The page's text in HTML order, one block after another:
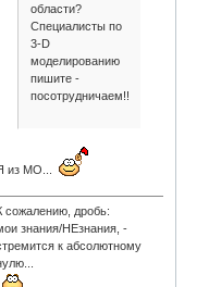
области?
Специалисты по
3-D
моделированию
пишите -
посотрудничаем!!!
из МО...
сожалению, дробь:
знания/НЕзнания, -
к абсолютному